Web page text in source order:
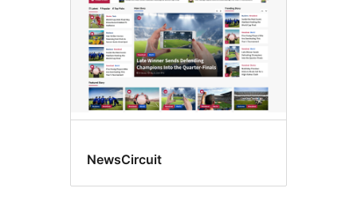
NewsCircuit